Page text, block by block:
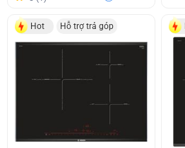
Hot Hỗ trợ trả góp